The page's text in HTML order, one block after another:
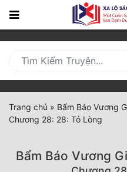
Trang
Mới
Cập
Nhật
(current)
Thể Loại
Trang chủ » Bẩm Báo Vương
Chương 28: 28: Tỏ Lòng
Bẩm Báo Vương